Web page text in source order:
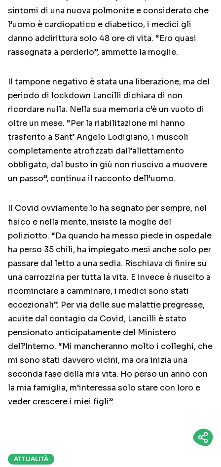
sintomi di una nuova polmonite e considerato che
l’uomo è cardiopatico e diabetico, i medici gli
danno addirittura solo 48 ore di vita. “Ero quasi
rassegnata a perderlo”, ammette la moglie.
Il tampone negativo è stata una liberazione, ma del
periodo di lockdown Lancilli dichiara di non
ricordare nulla. Nella sua memoria c’è un vuoto di
oltre un mese. “Per la riabilitazione mi hanno
trasferito a Sant’ Angelo Lodigiano, i muscoli
completamente atrofizzati dall’allettamento
obbligato, dal busto in giù non riuscivo a muovere
un passo”, continua il racconto dell’uomo.
Il Covid ovviamente lo ha segnato per sempre, nel
fisico e nella mente, insiste la moglie del
poliziotto. “Da quando ha messo piede in ospedale
ha perso 35 chili, ha impiegato mesi anche solo per
passare dal letto a una sedia. Rischiava di finire su
una carrozzina per tutta la vita. E invece è riuscito a
ricominciare a camminare, i medici sono stati
eccezionali”. Per via delle sue malattie pregresse,
acuite dal contagio da Covid, Lancilli è stato
pensionato anticipatamente del Ministero
dell’Interno. “Mi mancheranno molto i colleghi, che
mi sono stati davvero vicini, ma ora inizia una
seconda fase della mia vita. Ho perso un anno con
la mia famiglia, m’interessa solo stare con loro e
veder crescere i miei figli”.
ATTUALITÀ